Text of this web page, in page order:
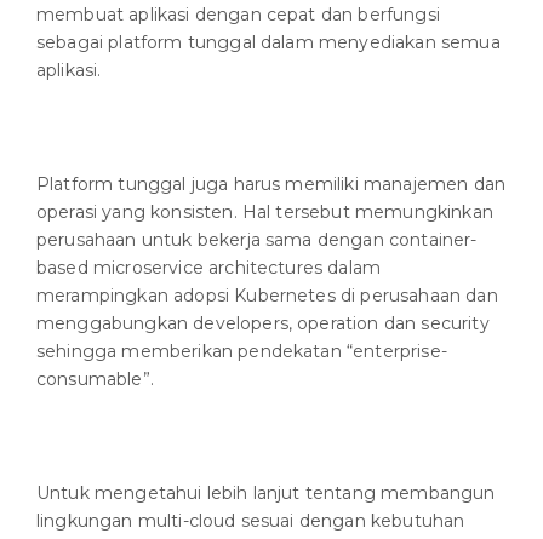
membuat aplikasi dengan cepat dan berfungsi
sebagai platform tunggal dalam menyediakan semua
aplikasi.
Platform tunggal juga harus memiliki manajemen dan
operasi yang konsisten. Hal tersebut memungkinkan
perusahaan untuk bekerja sama dengan container-
based microservice architectures dalam
merampingkan adopsi Kubernetes di perusahaan dan
menggabungkan developers, operation dan security
sehingga memberikan pendekatan “enterprise-
consumable”.
Untuk mengetahui lebih lanjut tentang membangun
lingkungan multi-cloud sesuai dengan kebutuhan